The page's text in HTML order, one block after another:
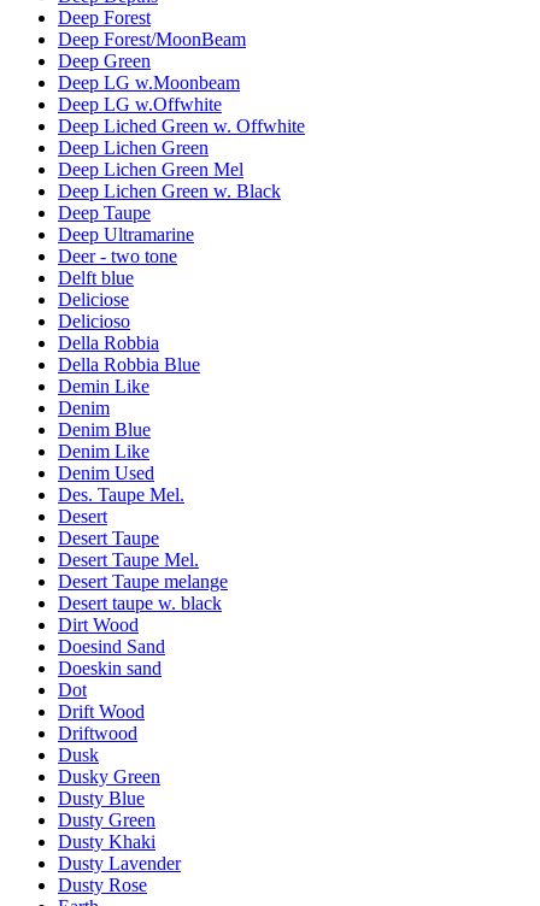
Deep Forest
Deep Forest/MoonBeam
Deep Green
Deep LG w.Moonbeam
Deep LG w.Offwhite
Deep Liched Green w. Offwhite
Deep Lichen Green
Deep Lichen Green Mel
Deep Lichen Green w. Black
Deep Taupe
Deep Ultramarine
Deer - two tone
Delft blue
Deliciose
Delicioso
Della Robbia
Della Robbia Blue
Demin Like
Denim
Denim Blue
Denim Like
Denim Used
Des. Taupe Mel.
Desert
Desert Taupe
Desert Taupe Mel.
Desert Taupe melange
Desert taupe w. black
Dirt Wood
Doesind Sand
Doeskin sand
Dot
Drift Wood
Driftwood
Dusk
Dusky Green
Dusty Blue
Dusty Green
Dusty Khaki
Dusty Lavender
Dusty Rose